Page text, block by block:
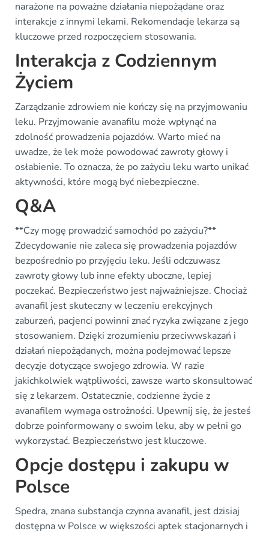
narażone na poważne działania niepożądane oraz
interakcje z innymi lekami. Rekomendacje lekarza są
kluczowe przed rozpoczęciem stosowania.
Interakcja z Codziennym
Życiem
Zarządzanie zdrowiem nie kończy się na przyjmowaniu
leku. Przyjmowanie avanafilu może wpłynąć na
zdolność prowadzenia pojazdów. Warto mieć na
uwadze, że lek może powodować zawroty głowy i
osłabienie. To oznacza, że po zażyciu leku warto unikać
aktywności, które mogą być niebezpieczne.
Q&A
**Czy mogę prowadzić samochód po zażyciu?**
Zdecydowanie nie zaleca się prowadzenia pojazdów
bezpośrednio po przyjęciu leku. Jeśli odczuwasz
zawroty głowy lub inne efekty uboczne, lepiej
poczekać. Bezpieczeństwo jest najważniejsze. Chociaż
avanafil jest skuteczny w leczeniu erekcyjnych
zaburzeń, pacjenci powinni znać ryzyka związane z jego
stosowaniem. Dzięki zrozumieniu przeciwwskazań i
działań niepożądanych, można podejmować lepsze
decyzje dotyczące swojego zdrowia. W razie
jakichkolwiek wątpliwości, zawsze warto skonsultować
się z lekarzem. Ostatecznie, codzienne życie z
avanafilem wymaga ostrożności. Upewnij się, że jesteś
dobrze poinformowany o swoim leku, aby w pełni go
wykorzystać. Bezpieczeństwo jest kluczowe.
Opcje dostępu i zakupu w
Polsce
Spedra, znana substancja czynna avanafil, jest dzisiaj
dostępna w Polsce w większości aptek stacjonarnych i